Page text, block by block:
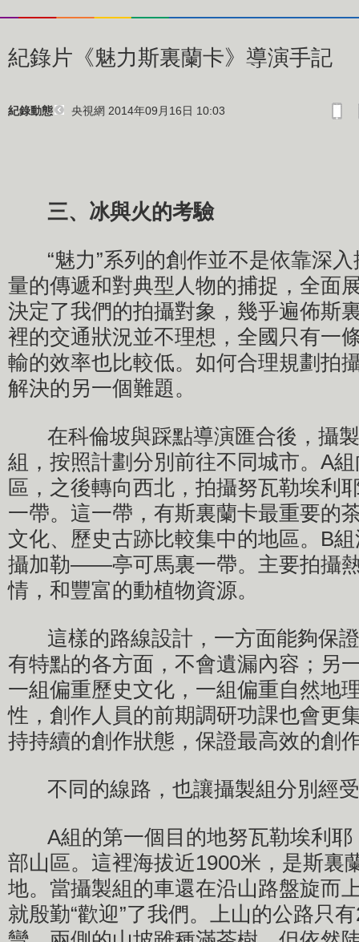
紀錄片《魅力斯裏蘭卡》導演手記
紀錄動態 央視網 2014年09月16日 10:03
三、冰與火的考驗
“魅力”系列的創作並不是依靠深入
量的傳遞和對典型人物的捕捉，全面
決定了我們的拍攝對象，幾乎遍佈斯
裡的交通狀況並不理想，全國只有一
輸的效率也比較低。如何合理規劃拍
解決的另一個難題。
在科倫坡與踩點導演匯合後，攝製
組，按照計劃分別前往不同城市。A
區，之後轉向西北，拍攝努瓦勒埃
一帶。這一帶，有斯裏蘭卡最重要的
文化、歷史古跡比較集中的地區。B
攝加勒——亭可馬裏一帶。主要拍攝
情，和豐富的動植物資源。
這樣的路線設計，一方面能夠保證
有特點的各方面，不會遺漏內容；另
一組偏重歷史文化，一組偏重自然地
性，創作人員的前期調研功課也會更
持持續的創作狀態，保證最高效的創
不同的線路，也讓攝製組分別經受
A組的第一個目的地努瓦勒埃利耶
部山區。這裡海拔近1900米，是斯裏
地。當攝製組的車還在沿山路盤旋而
就殷勤“歡迎”了我們。上山的公路只